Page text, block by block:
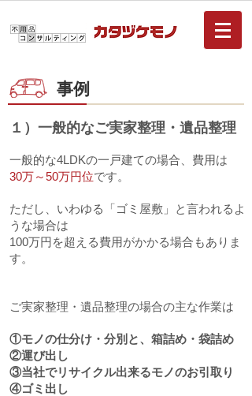
事例
１）一般的なご実家整理・遺品整理
一般的な4LDKの一戸建ての場合、費用は
30万～50万円位です。
ただし、いわゆる「ゴミ屋敷」と言われるよ
うな場合は
100万円を超える費用がかかる場合もありま
す。
ご実家整理・遺品整理の場合の主な作業は
①モノの仕分け・分別と、箱詰め・袋詰め
②運び出し
③当社でリサイクル出来るモノのお引取り
④ゴミ出し